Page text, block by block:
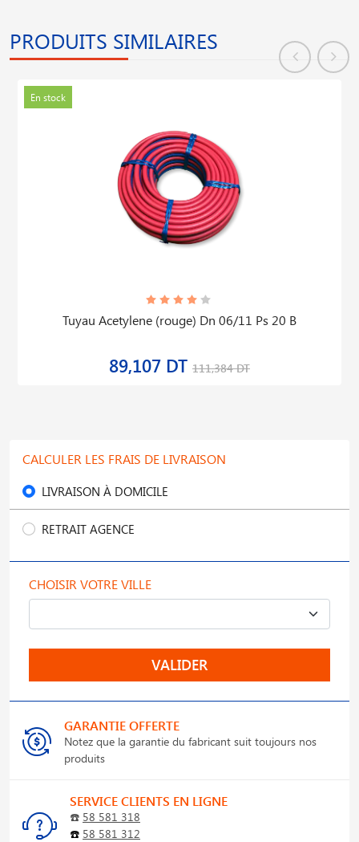
PRODUITS SIMILAIRES
En stock
Tuyau Acetylene (rouge) Dn 06/11 Ps 20 B
89,107 DT 111,384 DT
CALCULER LES FRAIS DE LIVRAISON
LIVRAISON À DOMICILE
RETRAIT AGENCE
CHOISIR VOTRE VILLE
VALIDER
GARANTIE OFFERTE
Notez que la garantie du fabricant suit toujours nos
produits
SERVICE CLIENTS EN LIGNE
☎️ 58 581 318
☎️ 58 581 312